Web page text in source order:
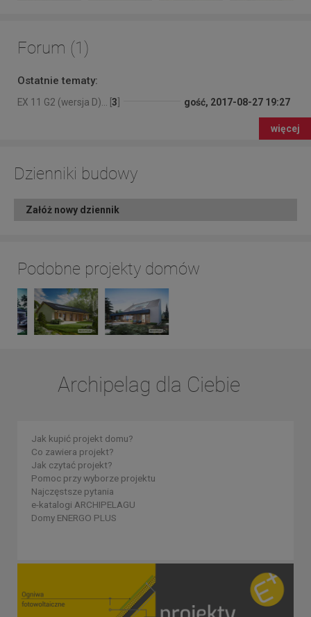
Forum (1)
Ostatnie tematy:
EX 11 G2 (wersja D)... [ 3 gość, 2017-08-27 19:27
więcej
Dzienniki budowy
Załóż nowy dziennik
Podobne projekty domów
Archipelag dla Ciebie
Jak kupić projekt domu?
Co zawiera projekt?
Jak czytać projekt?
Pomoc przy wyborze projektu
Najczęstsze pytania
e-katalogi ARCHIPELAGU
Domy ENERGO PLUS